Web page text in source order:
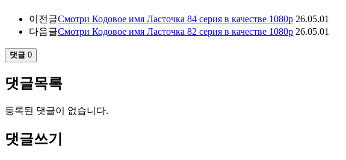
이전글Смотри Кодовое имя Ласточка 84 серия в качестве 1080p 26.05.01
다음글Смотри Кодовое имя Ласточка 82 серия в качестве 1080p 26.05.01
댓글 0
댓글목록
등록된 댓글이 없습니다.
댓글쓰기